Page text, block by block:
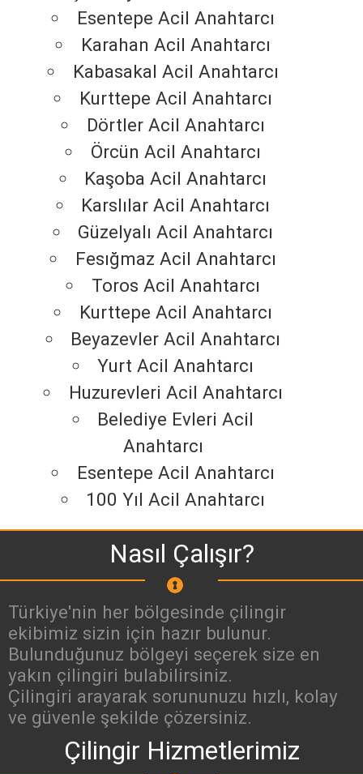
Esentepe Acil Anahtarcı
Karahan Acil Anahtarcı
Kabasakal Acil Anahtarcı
Kurttepe Acil Anahtarcı
Dörtler Acil Anahtarcı
Örcün Acil Anahtarcı
Kaşoba Acil Anahtarcı
Karslılar Acil Anahtarcı
Güzelyalı Acil Anahtarcı
Fesığmaz Acil Anahtarcı
Toros Acil Anahtarcı
Kurttepe Acil Anahtarcı
Beyazevler Acil Anahtarcı
Yurt Acil Anahtarcı
Huzurevleri Acil Anahtarcı
Belediye Evleri Acil
Anahtarcı
Esentepe Acil Anahtarcı
100 Yıl Acil Anahtarcı
Nasıl Çalışır?
Türkiye'nin her bölgesinde çilingir
ekibimiz sizin için hazır bulunur.
Bulunduğunuz bölgeyi seçerek size en
yakın çilingiri bulabilirsiniz.
Çilingiri arayarak sorununuzu hızlı, kolay
ve güvenle şekilde çözersiniz.
Çilingir Hizmetlerimiz